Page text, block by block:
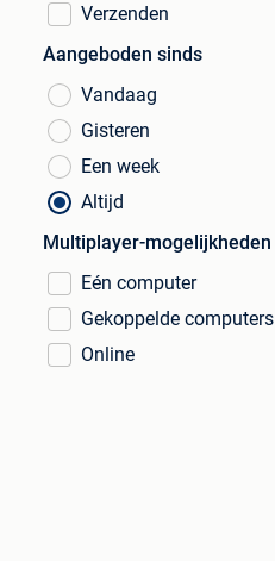
Verzenden
Aangeboden sinds
Vandaag
Gisteren
Een week
Altijd
Multiplayer-mogelijkheden
Eén computer
Gekoppelde computers
Online